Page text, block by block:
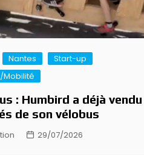
Nantes
Start-up
Mobilité
: Humbird a déjà vendu
de son vélobus
29/07/2026